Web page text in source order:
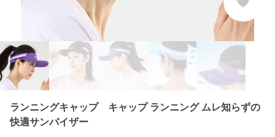
ランニングキャップ キャップ ランニング ムレ知らずの
快適サンバイザー